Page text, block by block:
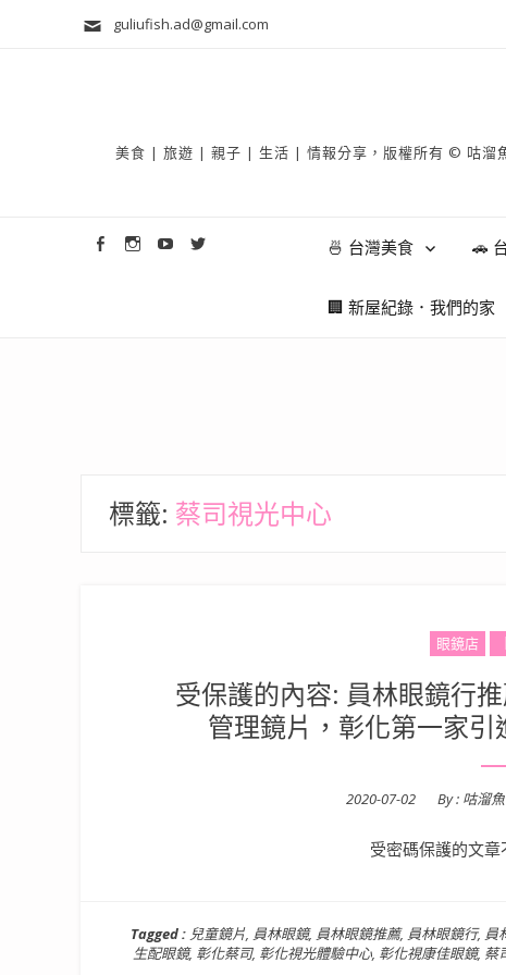
guliufish.ad@gmail.com
美食 | 旅遊 | 親子 | 生活 | 情報分享，版權所有 © 咕溜
🍜 台灣美食 🚗
🏢 新屋紀錄．我們的家
標籤: 蔡司視光中心
眼鏡店
受保護的內容: 員林眼鏡行
管理鏡片，彰化第一家
Posted
2020-07-02 By : 咕溜
受密碼保護的文章
Tagged : 兒童鏡片, 員林眼鏡, 員林眼鏡推薦, 員林眼鏡行, 員
生配眼鏡, 彰化蔡司, 彰化視光體驗中心, 彰化視康佳眼鏡, 蔡